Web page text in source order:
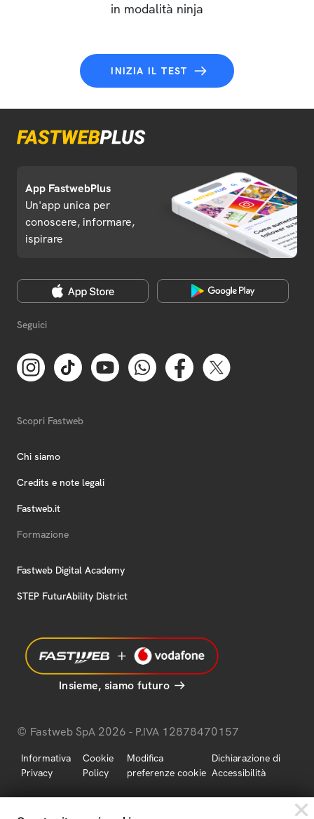
in modalità ninja
INIZIA IL TEST
App FastwebPlus
Un'app unica per
conoscere, informare,
ispirare
Seguici
Scopri Fastweb
Chi siamo
Credits e note legali
Fastweb.it
Formazione
Fastweb Digital Academy
STEP FuturAbility District
Insieme, siamo futuro
© Fastweb SpA 2026 - P.IVA 12878470157
Informativa
Privacy
Cookie
Policy
Modifica
preferenze cookie
Dichiarazione di
Accessibilità